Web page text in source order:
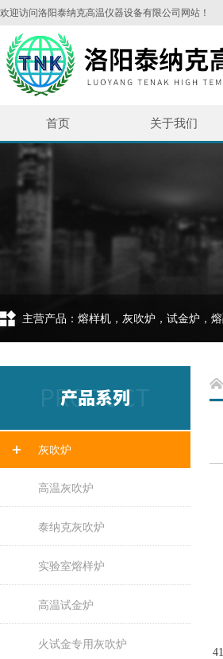
欢迎访问洛阳泰纳克高温仪器设备有限公司网站！
首页 关于我们
主营产品：熔样机，灰吹炉，试金炉，
灰吹炉
高温灰吹炉
泰纳克灰吹炉
实验室熔样炉
高温试金炉
火试金专用灰吹炉